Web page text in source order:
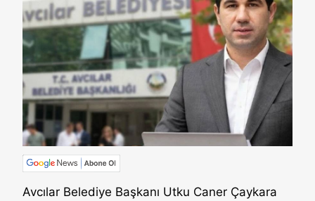
Avcılar Belediye Başkanı Utku Caner Çaykara